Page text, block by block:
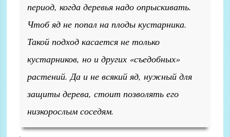
период, когда деревья надо опрыскивать.
Чтоб яд не попал на плоды кустарника.
Такой подход касается не только
кустарников, но и других «съедобных»
растений. Да и не всякий яд, нужный для
защиты дерева, стоит позволять его
низкорослым соседям.